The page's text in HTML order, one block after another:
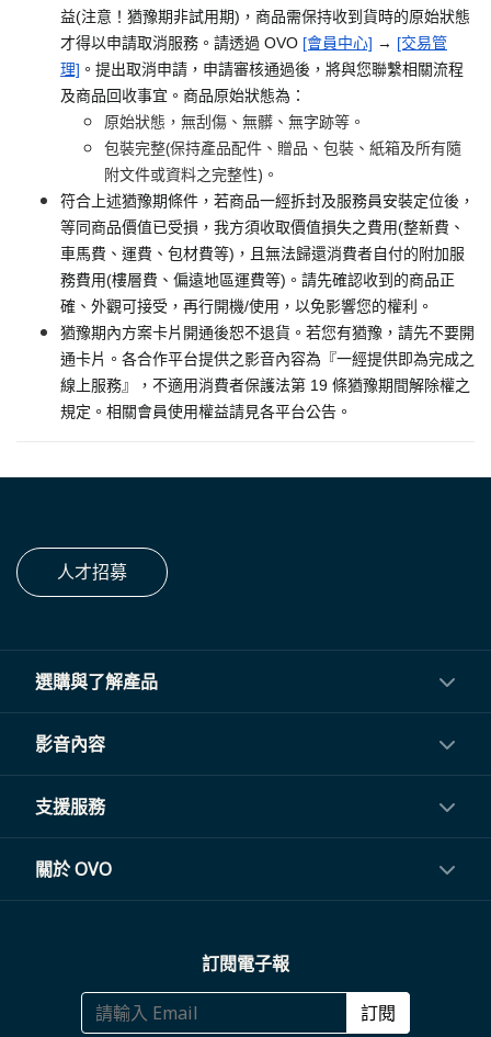
益(注意！猶豫期非試用期)，商品需保持收到貨時的原始狀態
才得以申請取消服務。請透過 OVO [會員中心] → [交易管
理] 。提出取消申請，申請審核通過後，將與您聯繫相關流程
及商品回收事宜。商品原始狀態為：
原始狀態，無刮傷、無髒、無字跡等。
包裝完整(保持產品配件、贈品、包裝、紙箱及所有隨
附文件或資料之完整性)。
符合上述猶豫期條件，若商品一經拆封及服務員安裝定位後，
等同商品價值已受損，我方須收取價值損失之費用(整新費、
車馬費、運費、包材費等)，且無法歸還消費者自付的附加服
務費用(樓層費、偏遠地區運費等)。請先確認收到的商品正
確、外觀可接受，再行開機/使用，以免影響您的權利。
猶豫期內方案卡片開通後恕不退貨。若您有猶豫，請先不要開
通卡片。各合作平台提供之影音內容為『一經提供即為完成之
線上服務』，不適用消費者保護法第 19 條猶豫期間解除權之
規定。相關會員使用權益請見各平台公告。
人才招募
選購與了解產品
投影機
閨蜜機與電視
電視盒與周邊
福利品專區
影音內容
影音訂閱
支援服務
常見問題
關於 OVO
商務合作
訂閱電子報
訂閱